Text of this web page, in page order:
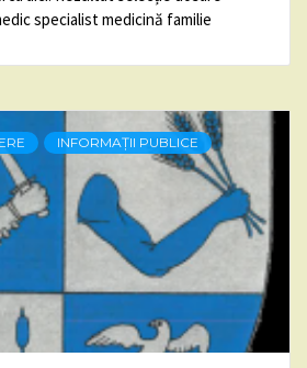
specialist medicină familie
INFORMAȚII PUBLICE